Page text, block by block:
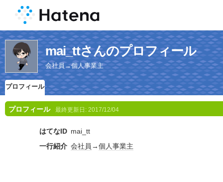
mai_ttさんのプロフィール
会社員→個人事業主
プロフィール
プロフィール 最終更新日: 2017/12/04
はてなID mai_tt
一行紹介 会社員 →個人事業主